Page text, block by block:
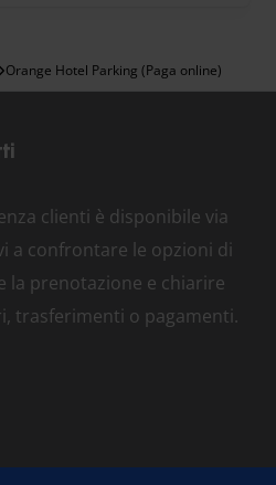
Orange Hotel Parking (Paga online)
clienti è disponibile via
a confrontare le opzioni di
la prenotazione e chiarire
trasferimenti o pagamenti.